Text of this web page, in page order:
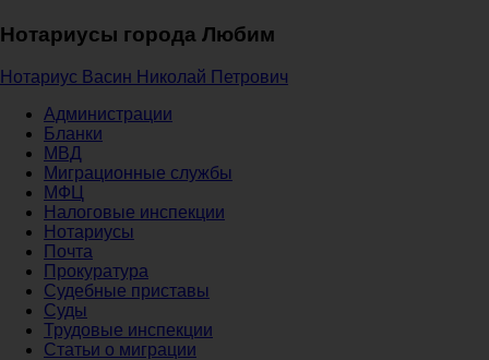
Нотариусы города Любим
Нотариус Васин Николай Петрович
Администрации
Бланки
МВД
Миграционные службы
МФЦ
Налоговые инспекции
Нотариусы
Почта
Прокуратура
Судебные приставы
Суды
Трудовые инспекции
Статьи о миграции